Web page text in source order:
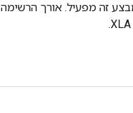
זה מפעיל. אורך הרשימה